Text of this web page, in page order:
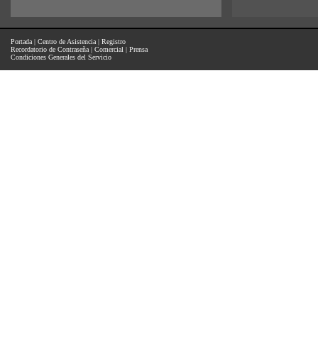
Portada | Centro de Asistencia | Registro
Recordatorio de Contraseña | Comercial | Prensa
Condiciones Generales del Servicio